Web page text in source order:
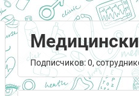
Подписчиков: 0,